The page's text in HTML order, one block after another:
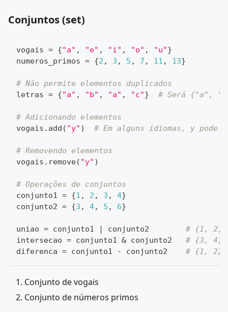
Conjuntos (set)
vogais = {"a" , "e" , "i" , "o" , "u"}
numeros_primos = {2 , 3 , 5 , 7 , 11 , 13}
# Não permite elementos duplicados
letras = {"a" , "b" , "a" , "c"} # Será {"a",
# Adicionando elementos
vogais . add ( "y" ) # Em alguns idiomas, y pode
# Removendo elementos
vogais . remove( "y" )
# Operações de conjuntos
conjunto1 = {1 , 2 , 3 , 4}
conjunto2 = {3 , 4, 5 , 6}
uniao = conjunto1 | conjunto2 # {1, 2,
intersecao = conjunto1 & conjunto2 # {3, 4}
diferenca = conjunto1 - conjunto2 # {1, 2}
Conjunto de vogais
Conjunto de números primos